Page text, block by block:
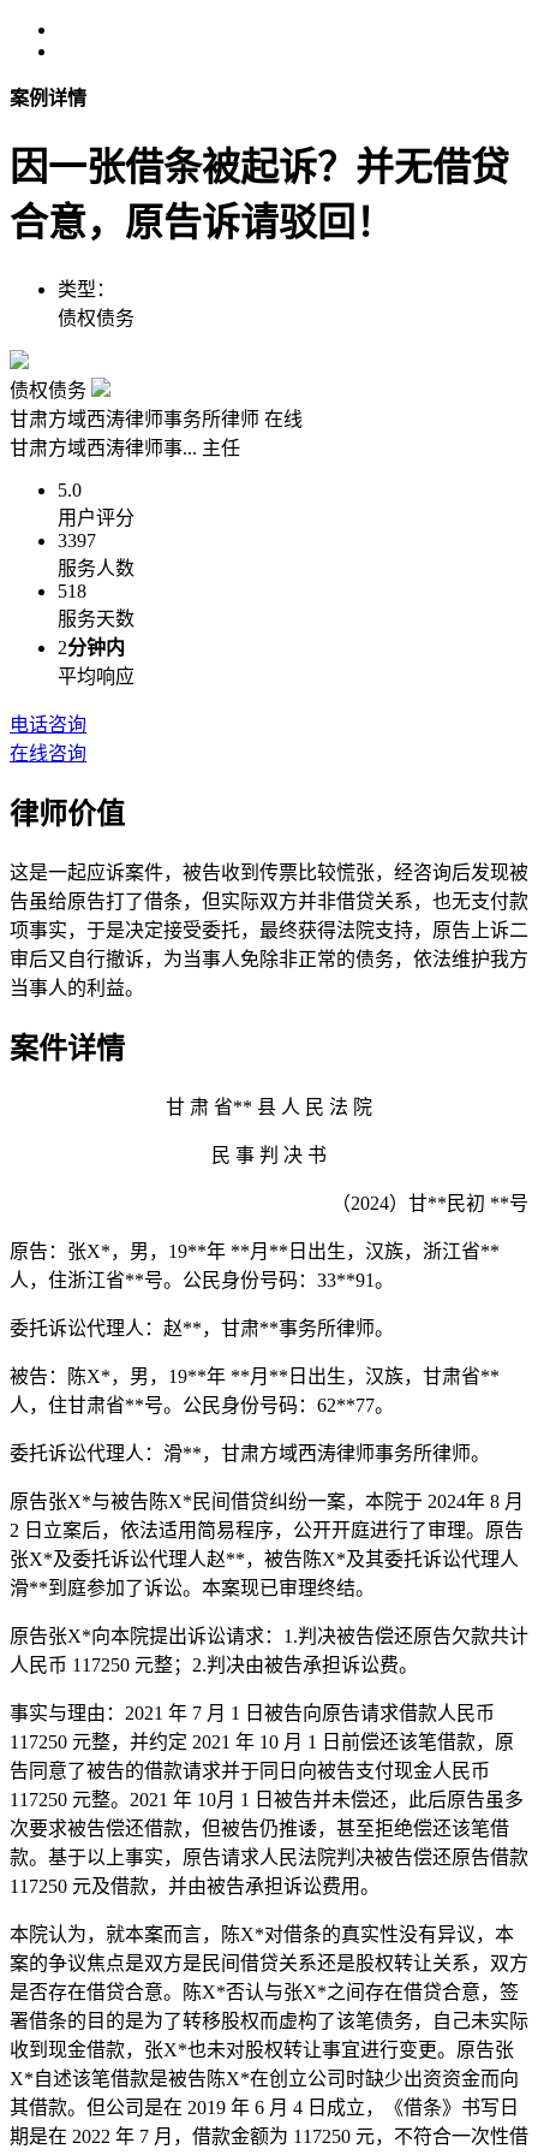
案例详情
因一张借条被起诉？并无借贷
合意，原告诉请驳回！
类型：
债权债务
债权债务
甘肃方域西涛律师事务所律师 在线
甘肃方域西涛律师事... 主任
5.0
用户评分
3397
服务人数
518
服务天数
2分钟内
平均响应
电话咨询
在线咨询
律师价值
这是一起应诉案件，被告收到传票比较慌张，经咨询后发现被
告虽给原告打了借条，但实际双方并非借贷关系，也无支付款
项事实，于是决定接受委托，最终获得法院支持，原告上诉二
审后又自行撤诉，为当事人免除非正常的债务，依法维护我方
当事人的利益。
案件详情
甘 肃 省** 县 人 民 法 院
民 事 判 决 书
（2024）甘**民初 **号
原告：张X*，男，19**年 **月**日出生，汉族，浙江省**
人，住浙江省**号。公民身份号码：33**91。
委托诉讼代理人：赵**，甘肃**事务所律师。
被告：陈X*，男，19**年 **月**日出生，汉族，甘肃省**
人，住甘肃省**号。公民身份号码：62**77。
委托诉讼代理人：滑**，甘肃方域西涛律师事务所律师。
原告张X*与被告陈X*民间借贷纠纷一案，本院于 2024年 8 月
2 日立案后，依法适用简易程序，公开开庭进行了审理。原告
张X*及委托诉讼代理人赵**，被告陈X*及其委托诉讼代理人
滑**到庭参加了诉讼。本案现已审理终结。
原告张X*向本院提出诉讼请求：1.判决被告偿还原告欠款共计
人民币 117250 元整；2.判决由被告承担诉讼费。
事实与理由：2021 年 7 月 1 日被告向原告请求借款人民币
117250 元整，并约定 2021 年 10 月 1 日前偿还该笔借款，原
告同意了被告的借款请求并于同日向被告支付现金人民币
117250 元整。2021 年 10月 1 日被告并未偿还，此后原告虽多
次要求被告偿还借款，但被告仍推诿，甚至拒绝偿还该笔借
款。基于以上事实，原告请求人民法院判决被告偿还原告借款
117250 元及借款，并由被告承担诉讼费用。
本院认为，就本案而言，陈X*对借条的真实性没有异议，本
案的争议焦点是双方是民间借贷关系还是股权转让关系，双方
是否存在借贷合意。陈X*否认与张X*之间存在借贷合意，签
署借条的目的是为了转移股权而虚构了该笔债务，自己未实际
收到现金借款，张X*也未对股权转让事宜进行变更。原告张
X*自述该笔借款是被告陈X*在创立公司时缺少出资资金而向
其借款。但公司是在 2019 年 6 月 4 日成立，《借条》书写日
期是在 2022 年 7 月，借款金额为 117250 元，不符合一次性借